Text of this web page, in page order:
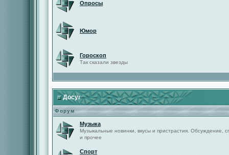
Опросы
Юмор
Гороскоп
Так сказали звезды
Досуг
Форум
Музыка
Музыкальные новинки, вкусы и пристрастия. Обсуждение,
и прочее
Спорт